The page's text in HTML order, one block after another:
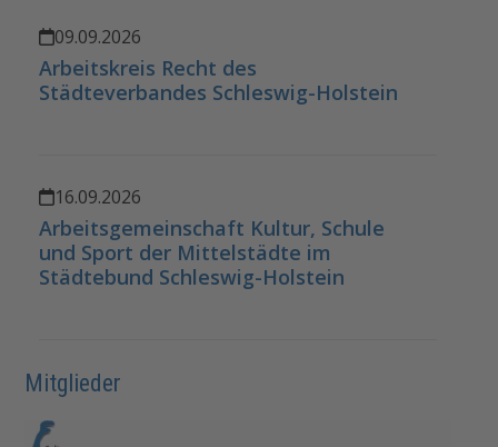
09.09.2026
Arbeitskreis Recht des
Städteverbandes Schleswig-Holstein
16.09.2026
Arbeitsgemeinschaft Kultur, Schule
und Sport der Mittelstädte im
Städtebund Schleswig-Holstein
Mitglieder